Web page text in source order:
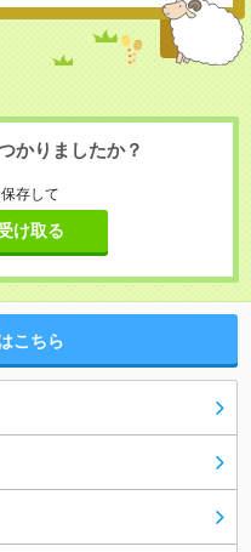
かりましたか？
存して
け取る
こちら